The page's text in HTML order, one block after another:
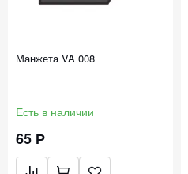
Манжета VA 008
Есть в наличии
65 Р